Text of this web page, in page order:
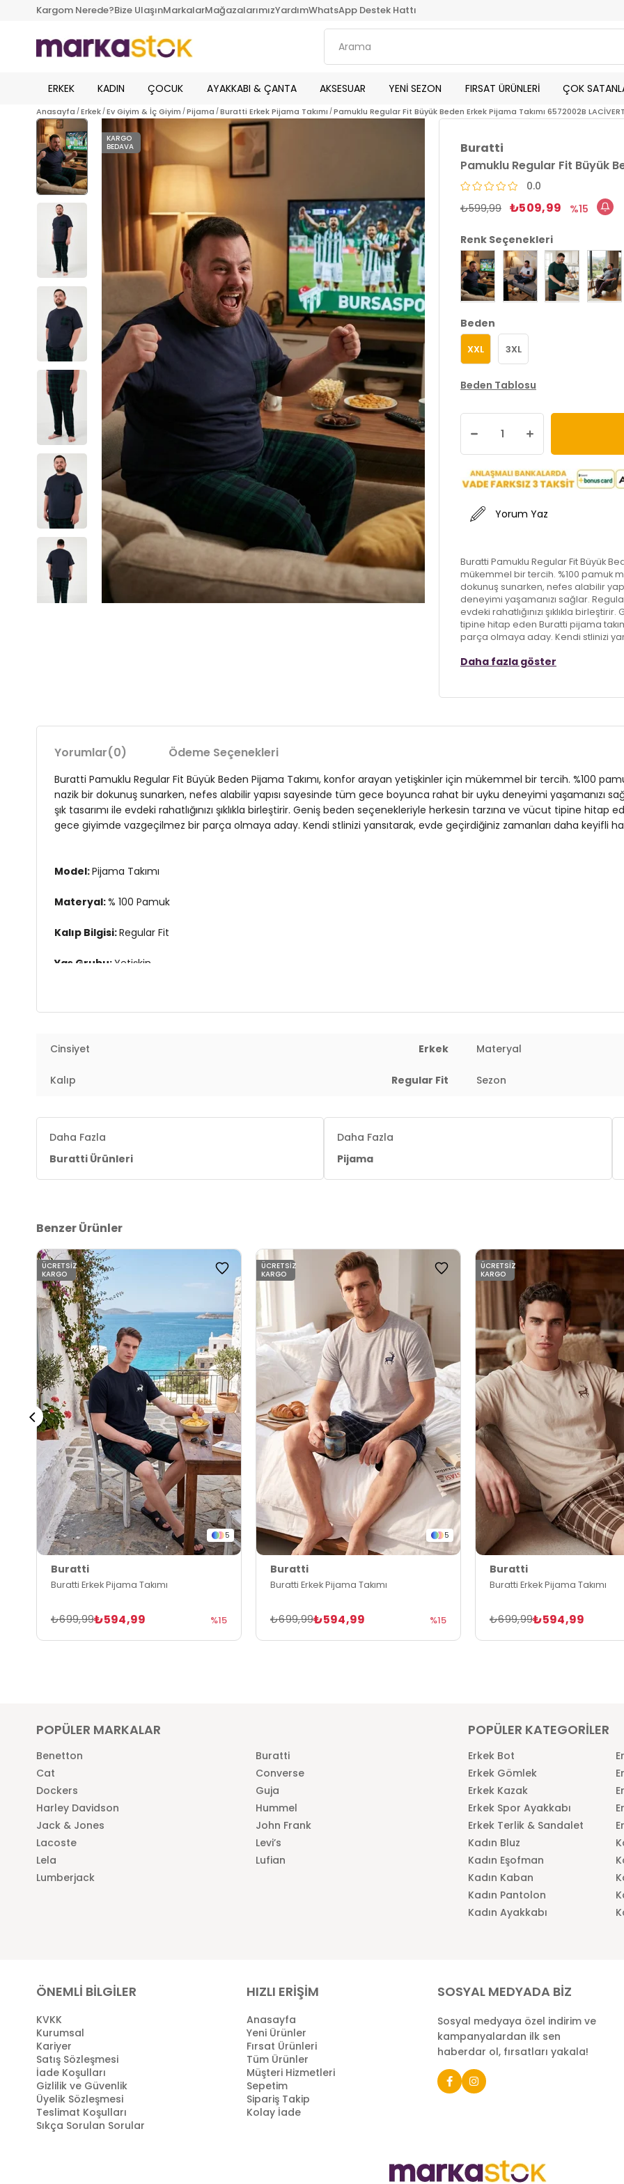
Kargom Nerede?Bize UlaşınMarkalarMağazalarımızYardımWhatsApp Destek Hattı
ERKEK KADIN ÇOCUK AYAKKABI & ÇANTA AKSESUAR YENİ SEZON FIRSAT ÜRÜNLERİ ÇOK
Anasayfa Erkek Ev Giyim & İç Giyim Pijama Buratti Erkek Pijama Takımı Pamuklu Regular Fit Büyük Beden Erkek Pijama Takımı 6572002B LACİVERT
KARGO
BEDAVA
Buratti
Pamuklu Regular Fit Büyük
0.0
₺599,99 ₺509,99 15
Renk Seçenekleri
Beden
XXL 3XL
Beden Tablosu
Yorum Yaz
Buratti Pamuklu Regular Fit Büyük
mükemmel bir tercih. %100 pamuk
dokunuş sunarken, nefes alabilir
deneyimi yaşamanızı sağlar.
evdeki rahatlığınızı şıklıkla
tipine hitap eden Buratti pijama
parça olmaya aday. Kendi stlinizi
3DE16572002B.12
Daha fazla göster
Yorumlar(0) Ödeme Seçenekleri
Buratti Pamuklu Regular Fit Büyük Beden Pijama Takımı, konfor arayan yetişkinler için mükemmel bir tercih. %100
nazik bir dokunuş sunarken, nefes alabilir yapısı sayesinde tüm gece boyunca rahat bir uyku deneyimi yaşamanızı
şık tasarımı ile evdeki rahatlığınızı şıklıkla birleştirir. Geniş beden seçenekleriyle herkesin tarzına ve vücut tipine
gece giyimde vazgeçilmez bir parça olmaya aday. Kendi stlinizi yansıtarak, evde geçirdiğiniz zamanları daha keyifli
Model:Pijama Takımı
Materyal:% 100 Pamuk
Kalıp Bilgisi:Regular Fit
Yaş Grubu:Yetişkin
Cinsiyet Erkek Materyal
Kalıp Regular Fit Sezon
Daha Fazla
Buratti Ürünleri
Daha Fazla
Pijama
Benzer Ürünler
5
Buratti
Buratti Erkek Pijama Takımı
₺594,99
₺699,99 %15
ÜCRETSIZ
KARGO
5
Buratti
Buratti Erkek Pijama Takımı
₺594,99
₺699,99 %15
ÜCRETSIZ
KARGO
Buratti
Buratti Erkek Pijama Takımı
₺594,99
₺699,99
ÜCRETSIZ
KARGO
POPÜLER MARKALAR
Benetton
Buratti
Cat
Converse
Dockers
Guja
Harley Davidson
Hummel
Jack & Jones
John Frank
Lacoste
Levi’s
Lela
Lufian
Lumberjack
POPÜLER KATEGORİLER
Erkek Bot
Erkek Gömlek
Erkek Kazak
Erkek Spor Ayakkabı
Erkek Terlik & Sandalet
Kadın Bluz
Kadın Eşofman
Kadın Kaban
Kadın Pantolon
Kadın Ayakkabı
ÖNEMLİ BİLGİLER
KVKK
Kurumsal
Kariyer
Satış Sözleşmesi
İade Koşulları
Gizlilik ve Güvenlik
Üyelik Sözleşmesi
Teslimat Koşulları
Sıkça Sorulan Sorular
HIZLI ERİŞİM
Anasayfa
Yeni Ürünler
Fırsat Ürünleri
Tüm Ürünler
Müşteri Hizmetleri
Sepetim
Sipariş Takip
Kolay İade
SOSYAL MEDYADA BİZ
Sosyal medyaya özel indirim ve
kampanyalardan ilk sen
haberdar ol, fırsatları yakala!